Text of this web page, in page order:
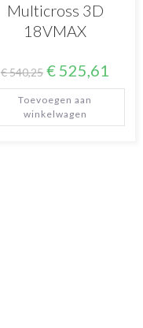
Multicross 3D
18VMAX
€540,25 € 525,61
Toevoegen aan
winkelwagen